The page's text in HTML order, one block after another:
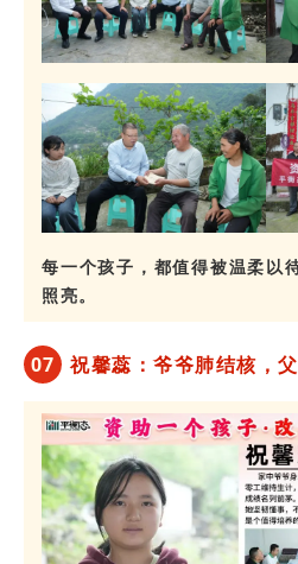
每一个孩子，都值得被温柔以
照亮。
07 祝馨蕊：爷爷肺结核，